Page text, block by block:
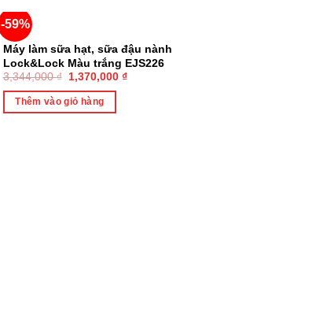
-59%
Máy làm sữa hạt, sữa đậu nành
Lock&Lock Màu trắng EJS226
Chính Hãng
3,344,000₫ 1,370,000 ₫
Thêm vào giỏ hàng